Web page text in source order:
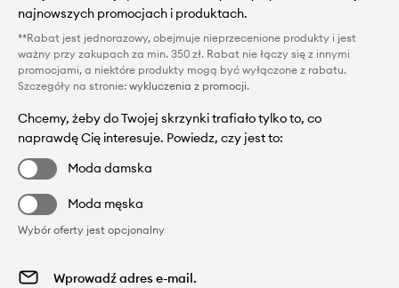
najnowszych promocjach i produktach.
**Rabat jest jednorazowy, obejmuje nieprzecenione produkty i jest
ważny przy zakupach za min. 350 zł. Rabat nie łączy się z innymi
promocjami, a niektóre produkty mogą być wyłączone z rabatu.
Szczegóły na stronie: wykluczenia z promocji.
Chcemy, żeby do Twojej skrzynki trafiało tylko to, co
naprawdę Cię interesuje. Powiedz, czy jest to:
Moda damska
Moda męska
Wybór oferty jest opcjonalny